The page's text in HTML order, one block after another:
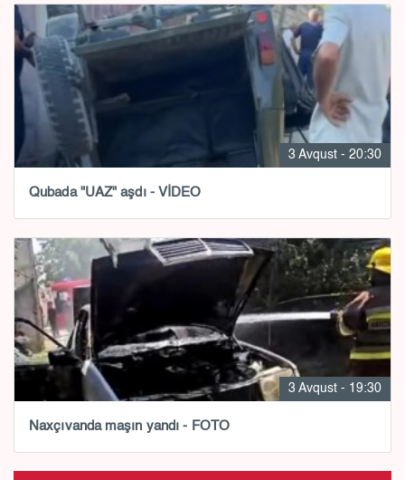
3 Avqust - 20:30
Qubada "UAZ" aşdı - VİDEO
3 Avqust - 19:30
Naxçıvanda maşın yandı - FOTO